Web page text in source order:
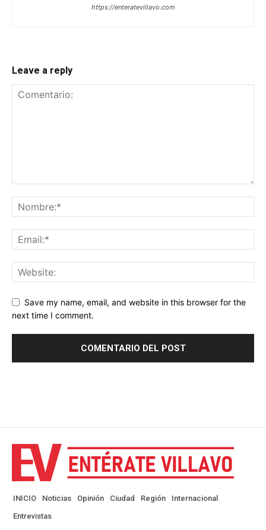
https://enteratevillavo.com
Leave a reply
Save my name, email, and website in this browser for the
next time I comment.
INICIO Noticias Opinión Ciudad Región
Internacional
Entrevistas